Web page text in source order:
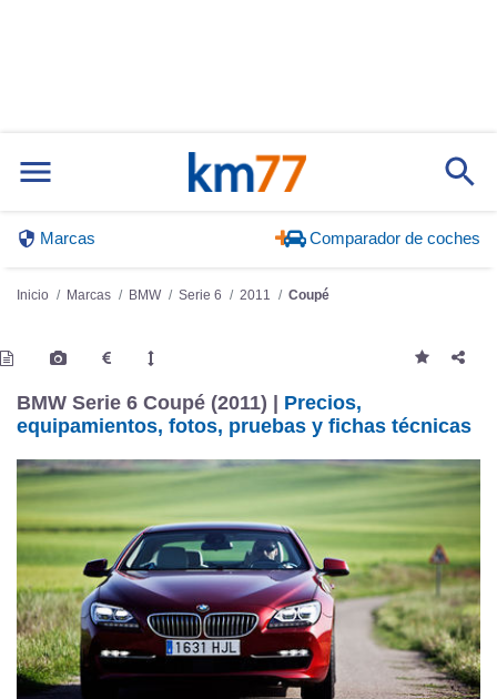
Marcas Comparador de coches
Inicio Marcas BMW Serie 6 2011 Coupé
BMW Serie 6 Coupé (2011) | Precios,
equipamientos, fotos, pruebas y fichas técnicas